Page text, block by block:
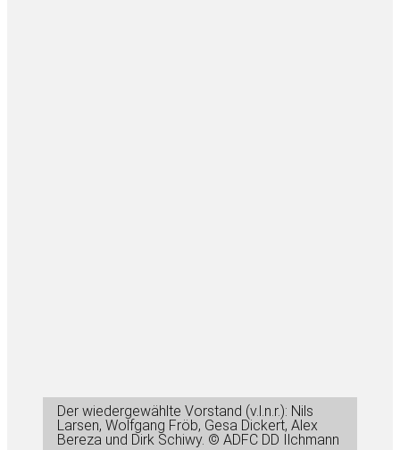
Der wiedergewählte Vorstand (v.l.n.r.): Nils
Larsen, Wolfgang Fröb, Gesa Dickert, Alex
Bereza und Dirk Schiwy. © ADFC DD Ilchmann